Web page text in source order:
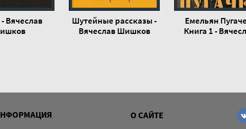
Вячеслав
Шутейные рассказы -
Вячеслав Шишков
Емельян
Книга 1 -
О САЙТЕ